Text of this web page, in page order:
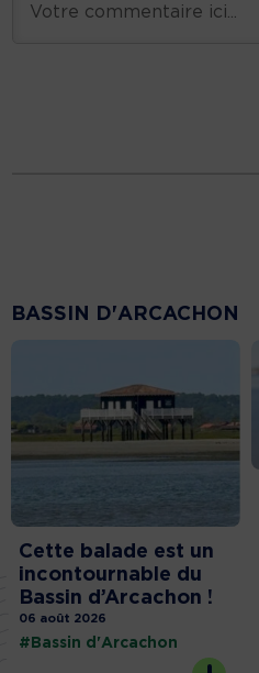
BASSIN D'ARCACHON
Cette balade est un
incontournable du
Bassin d’Arcachon !
06 août 2026
#Bassin d'Arcachon